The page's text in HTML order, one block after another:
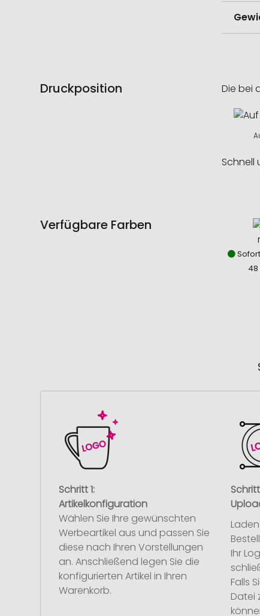
Druckposition Die bei
Schnell
Verfügbare Farben
48
Schritt 1:
Artikelkonfiguration
Wählen Sie Ihre gewünschten
Werbeartikel aus und passen Sie
diese nach Ihren Vorstellungen
an. Anschließend legen Sie die
konfigurierten Artikel in Ihren
Warenkorb.
Ihr
Falls
Datei